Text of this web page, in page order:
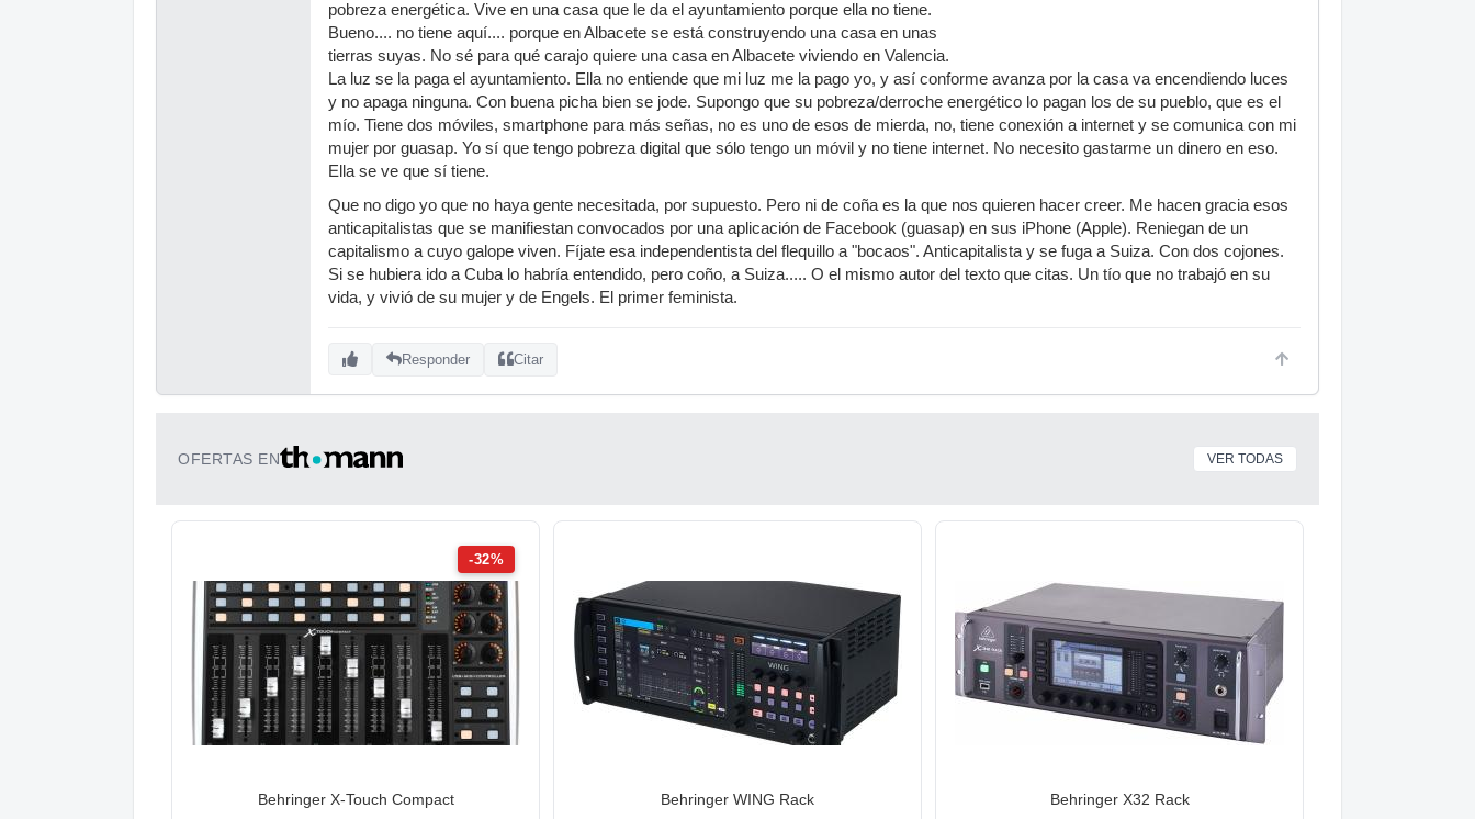
pobreza energética. Vive en una casa que le da el ayuntamiento porque ella no tiene.
Bueno.... no tiene aquí.... porque en Albacete se está construyendo una casa en unas
tierras suyas. No sé para qué carajo quiere una casa en Albacete viviendo en Valencia.
La luz se la paga el ayuntamiento. Ella no entiende que mi luz me la pago yo, y así conforme avanza por la casa va encendiendo luces
y no apaga ninguna. Con buena picha bien se jode. Supongo que su pobreza/derroche energético lo pagan los de su pueblo, que es el
mío. Tiene dos móviles, smartphone para más señas, no es uno de esos de mierda, no, tiene conexión a internet y se comunica con mi
mujer por guasap. Yo sí que tengo pobreza digital que sólo tengo un móvil y no tiene internet. No necesito gastarme un dinero en eso.
Ella se ve que sí tiene.
Que no digo yo que no haya gente necesitada, por supuesto. Pero ni de coña es la que nos quieren hacer creer. Me hacen gracia esos
anticapitalistas que se manifiestan convocados por una aplicación de Facebook (guasap) en sus iPhone (Apple). Reniegan de un
capitalismo a cuyo galope viven. Fíjate esa independentista del flequillo a "bocaos". Anticapitalista y se fuga a Suiza. Con dos cojones.
Si se hubiera ido a Cuba lo habría entendido, pero coño, a Suiza..... O el mismo autor del texto que citas. Un tío que no trabajó en su
vida, y vivió de su mujer y de Engels. El primer feminista.
Responder Citar
OFERTAS EN VER TODAS
-32%
Behringer X-Touch Compact Behringer WING Rack Behringer X32 Rack